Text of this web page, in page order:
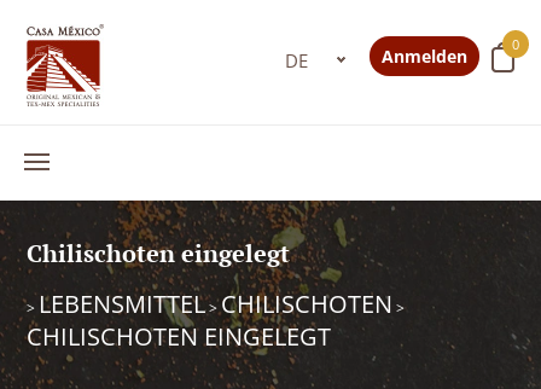
0
Anmelden
Chilischoten eingelegt
> LEBENSMITTEL>CHILISCHOTEN >
CHILISCHOTEN EINGELEGT